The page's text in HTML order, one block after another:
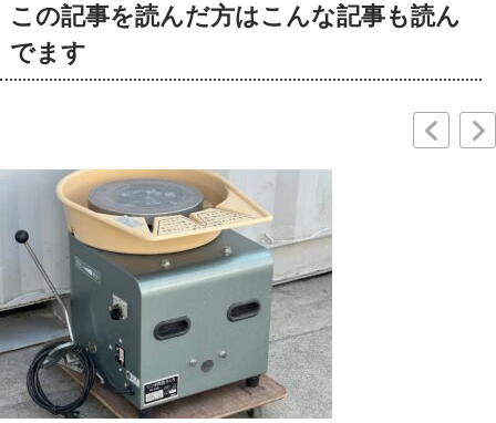
この記事を読んだ方はこんな記事も読ん
でます